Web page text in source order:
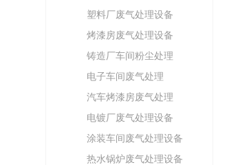
塑料厂废气处理设备
烤漆房废气处理设备
铸造厂车间粉尘处理
电子车间废气处理
汽车烤漆房废气处理
电镀厂废气处理设备
涂装车间废气处理设备
热水锅炉废气处理设备